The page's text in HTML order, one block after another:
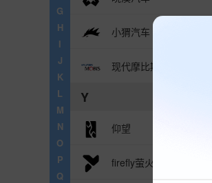
G
H
I
J
K
L
M
N
O
P
Q
小猬汽车
现代摩比斯
Y
仰望
firefly萤火虫